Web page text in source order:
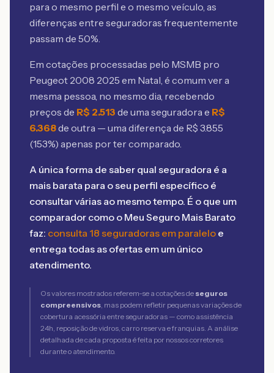
para o mesmo perfil e o mesmo veículo, as
diferenças entre seguradoras frequentemente
passam de 50%.
Em cotações processadas pelo MSMB pro
Peugeot 2008 2025 em Natal, é comum ver a
mesma pessoa, no mesmo dia, recebendo
preços de R$ 2.513 de uma seguradora e R$
6.368de outra — uma diferença de R$ 3.855
(153%) apenas por ter comparado.
A única forma de saber qual seguradora é a
mais barata para o seu perfil específico é
consultar várias ao mesmo tempo. É o que um
comparador como o Meu Seguro Mais Barato
faz: consulta 18 seguradoras em paralelo e
entrega todas as ofertas em um único
atendimento.
Os valores mostrados referem-se a cotações de seguros
compreensivos, mas podem refletir pequenas variações de
cobertura acessória entre seguradoras — como assistência
24h, reposição de vidros, carro reserva e franquias. A análise
detalhada de cada proposta é feita por nossos corretores
durante o atendimento.